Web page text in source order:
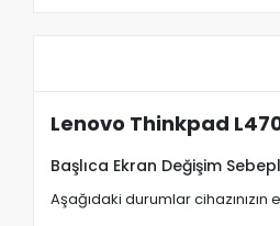
Lenovo Thinkpad
Başlıca Ekran Değişim
Aşağıdaki durumlar